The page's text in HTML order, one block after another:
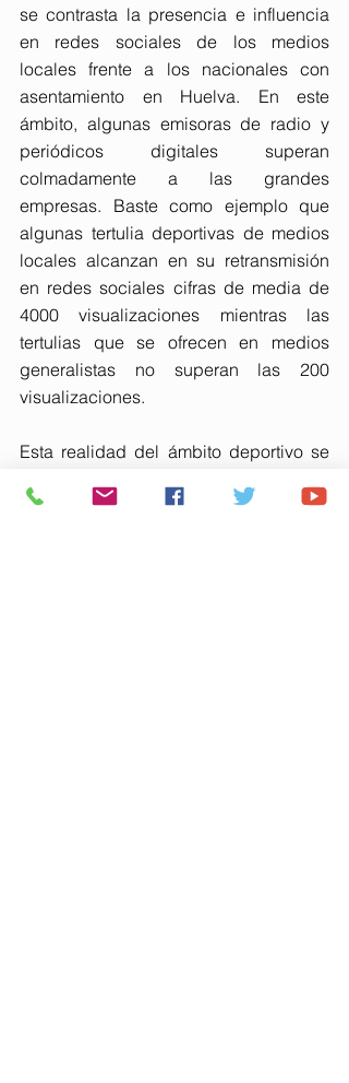
se contrasta la presencia e influencia
en redes sociales de los medios
locales frente a los nacionales con
asentamiento en Huelva. En este
ámbito, algunas emisoras de radio y
periódicos digitales superan
colmadamente a las grandes
empresas. Baste como ejemplo que
algunas tertulia deportivas de medios
locales alcanzan en su retransmisión
en redes sociales cifras de media de
4000 visualizaciones mientras las
tertulias que se ofrecen en medios
generalistas no superan las 200
visualizaciones.
Esta realidad del ámbito deportivo se
informativos y medios digitales locales